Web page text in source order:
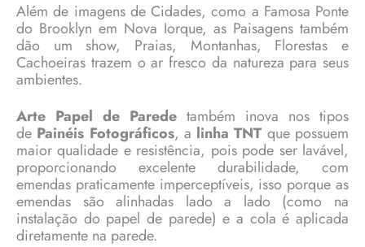
Além de imagens de Cidades, como a Famosa Ponte
do Brooklyn em Nova Iorque, as Paisagens também
dão um show, Praias, Montanhas, Florestas e
Cachoeiras trazem o ar fresco da natureza para seus
ambientes.
Arte Papel de Parede também inova nos tipos
de Painéis Fotográficos, a linha TNT que possuem
maior qualidade e resistência, pois pode ser lavável,
proporcionando excelente durabilidade, com
emendas praticamente imperceptíveis, isso porque as
emendas são alinhadas lado a lado (como na
instalação do papel de parede) e a cola é aplicada
diretamente na parede.